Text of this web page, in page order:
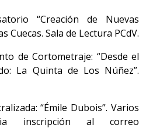
“Creación de Nuevas
Cuecas. Sala de Lectura PCdV.
de Cortometraje: “Desde el
La Quinta de Los Núñez”.
“Émile Dubois”. Varios
inscripción al correo